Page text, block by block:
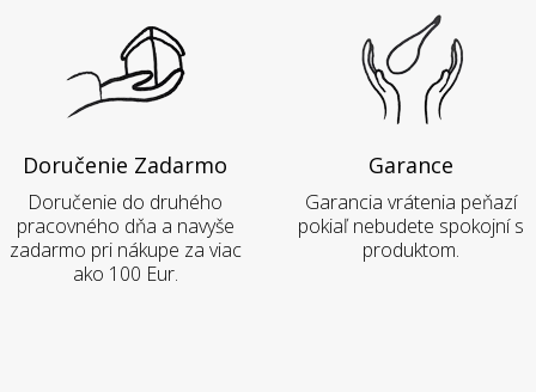
Doručenie Zadarmo
Doručenie do druhého
pracovného dňa a navyše
zadarmo pri nákupe za viac
ako 100 Eur.
Garance
Garancia vrátenia peňazí
pokiaľ nebudete spokojní s
produktom.